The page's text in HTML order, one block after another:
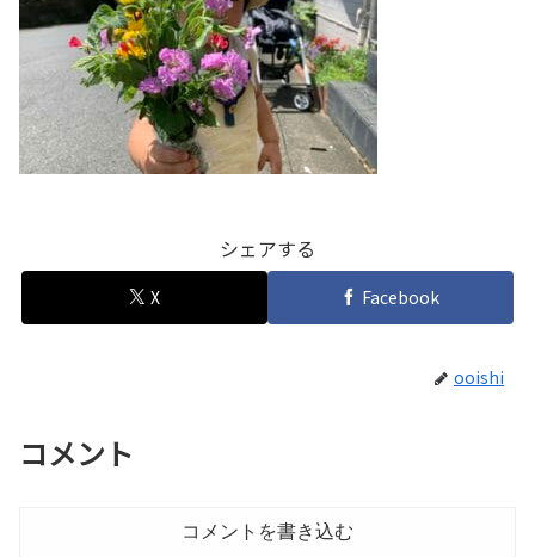
シェアする
X Facebook
ooishi
コメント
コメントを書き込む